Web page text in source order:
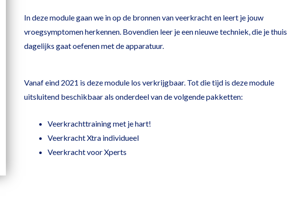
In deze module gaan we in op de bronnen van veerkracht en leert je jouw
vroegsymptomen herkennen. Bovendien leer je een nieuwe techniek, die je thuis
dagelijks gaat oefenen met de apparatuur.
Vanaf eind 2021 is deze module los verkrijgbaar. Tot die tijd is deze module
uitsluitend beschikbaar als onderdeel van de volgende pakketten:
Veerkrachttraining met je hart!
Veerkracht Xtra individueel
Veerkracht voor Xperts